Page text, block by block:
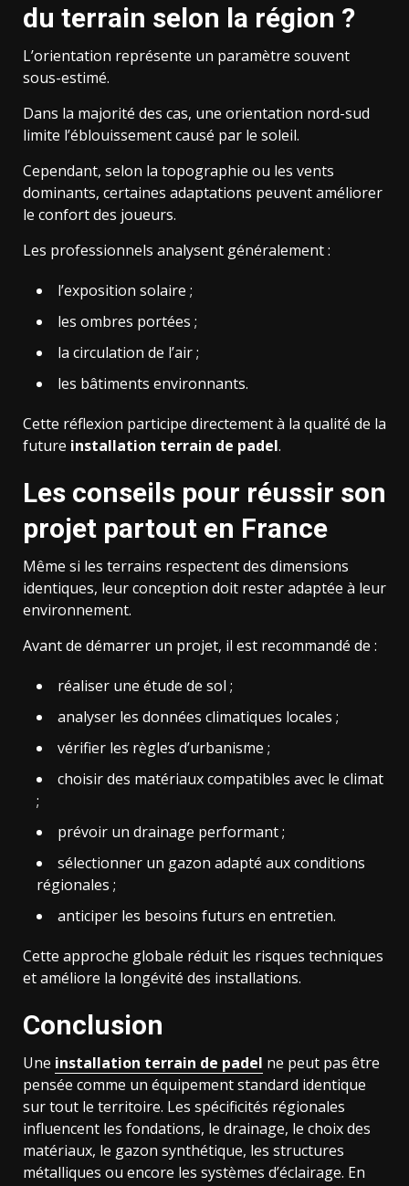
du terrain selon la région ?
L’orientation représente un paramètre souvent
sous-estimé.
Dans la majorité des cas, une orientation nord-sud
limite l’éblouissement causé par le soleil.
Cependant, selon la topographie ou les vents
dominants, certaines adaptations peuvent améliorer
le confort des joueurs.
Les professionnels analysent généralement :
l’exposition solaire ;
les ombres portées ;
la circulation de l’air ;
les bâtiments environnants.
Cette réflexion participe directement à la qualité de la
future installation terrain de padel.
Les conseils pour réussir son
projet partout en France
Même si les terrains respectent des dimensions
identiques, leur conception doit rester adaptée à leur
environnement.
Avant de démarrer un projet, il est recommandé de :
réaliser une étude de sol ;
analyser les données climatiques locales ;
vérifier les règles d’urbanisme ;
choisir des matériaux compatibles avec le climat
;
prévoir un drainage performant ;
sélectionner un gazon adapté aux conditions
régionales ;
anticiper les besoins futurs en entretien.
Cette approche globale réduit les risques techniques
et améliore la longévité des installations.
Conclusion
Une installation terrain de padel ne peut pas être
pensée comme un équipement standard identique
sur tout le territoire. Les spécificités régionales
influencent les fondations, le drainage, le choix des
matériaux, le gazon synthétique, les structures
métalliques ou encore les systèmes d’éclairage. En